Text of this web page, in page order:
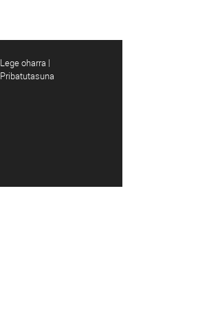
Lege oharra |
Pribatutasuna